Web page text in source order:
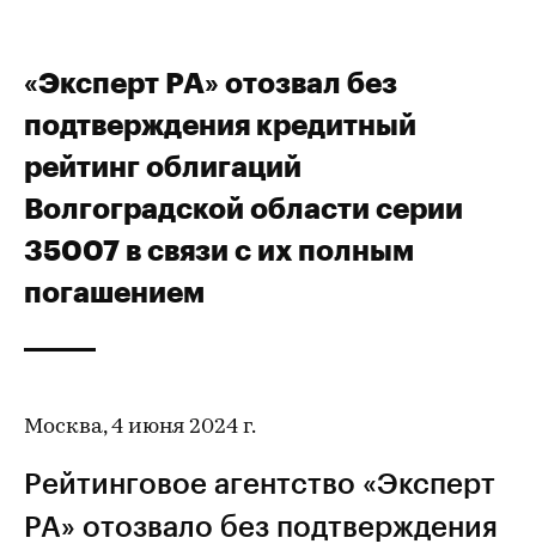
«Эксперт РА» отозвал без
подтверждения кредитный
рейтинг облигаций
Волгоградской области серии
35007 в связи с их полным
погашением
Москва, 4 июня 2024 г.
Рейтинговое агентство «Эксперт
РА» отозвало без подтверждения